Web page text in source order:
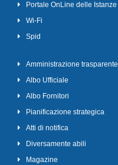
Portale OnLine delle Istanze
Wi-Fi
Spid
Amministrazione trasparente
Albo Ufficiale
Albo Fornitori
Pianificazione strategica
Atti di notifica
Diversamente abili
Magazine